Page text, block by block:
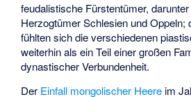
feudalistische Fürstentümer,
Herzogtümer Schlesien und Oppeln;
fühlten sich die verschiedenen
weiterhin als ein Teil einer großen
dynastischer Verbundenheit.
Der Einfall mongolischer Heere im